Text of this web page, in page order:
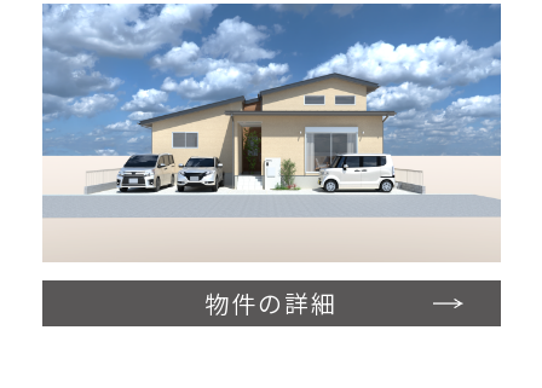
物件の詳細